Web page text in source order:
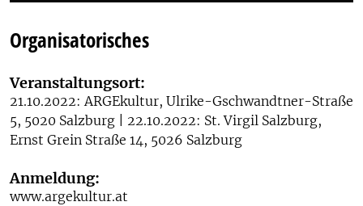
Organisatorisches
Veranstaltungsort:
21.10.2022: ARGEkultur, Ulrike-Gschwandtner-Straße
5, 5020 Salzburg | 22.10.2022: St. Virgil Salzburg,
Ernst Grein Straße 14, 5026 Salzburg
Anmeldung:
www.argekultur.at